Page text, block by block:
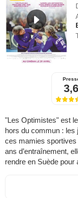
3,6
"Les Optimistes" est
hors du commun : les
ces mamies sportives
ans d’entraînement,
rendre en Suède